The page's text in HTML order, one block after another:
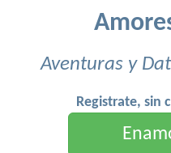
Aventuras y
Registrate, sin